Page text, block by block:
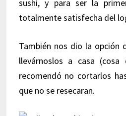
sushi, y para ser la
totalmente satisfecha del
También nos dio la opción
llevárnoslos a casa
recomendó no cortarlos
que no se resecaran.